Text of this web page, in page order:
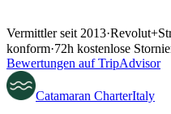
Vermittler seit 2013·Revolut+
konform·72h kostenlose
Bewertungen auf TripAdvisor
Catamaran CharterItaly